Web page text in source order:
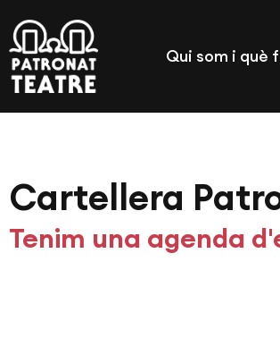
Qui som i què
Cartellera
Tenim una agenda